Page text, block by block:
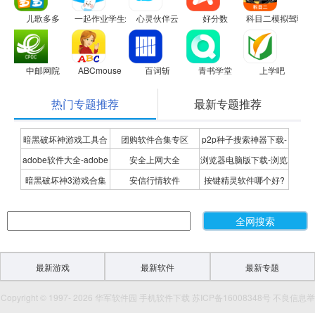
儿歌多多 一起作业学生端 心灵伙伴云 好分数 科目二模拟驾驶
中邮网院 ABCmouse 百词斩 青书学堂 上学吧
热门专题推荐 最新专题推荐
暗黑破坏神游戏工具合
集
团购软件合集专区
p2p种子搜索神器下载-
P2P种子搜索神器专题
adobe软件大全-adobe
全系列软件下载-adobe
安全上网大全
浏览器电脑版下载-浏览
器下载合集
暗黑破坏神3游戏合集 安信行情软件
按键精灵软件哪个好?
最新游戏 最新软件 最新专题
Copyright © 1997- 2026 华军软件园 手机软件下载 苏ICP备16008348号 不良信息举